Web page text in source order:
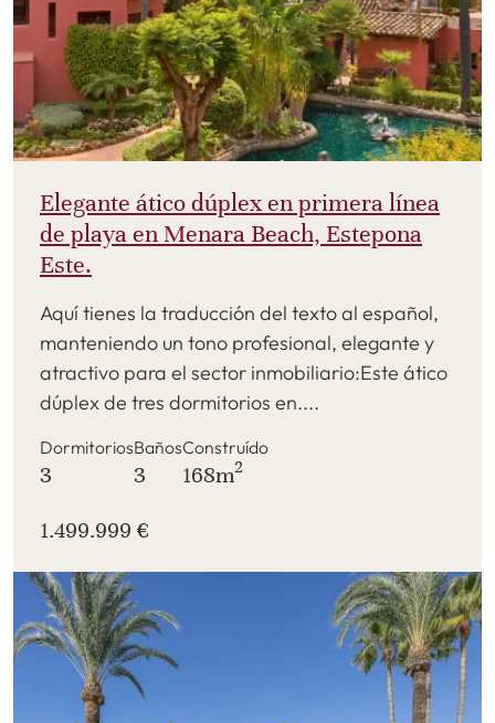
Elegante ático dúplex en primera línea
de playa en Menara Beach, Estepona
Este.
Aquí tienes la traducción del texto al español,
manteniendo un tono profesional, elegante y
atractivo para el sector inmobiliario:Este ático
dúplex de tres dormitorios en....
Dormitorios
3
Baños
3
Construído
168m2
1.499.999 €